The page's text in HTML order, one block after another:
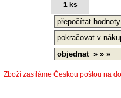
1 ks
pokračovat v
Zboží zasíláme Českou poštou na